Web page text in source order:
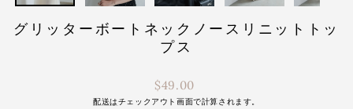
グリッターボートネックノースリニットトッ
プス
通
常
$49.00
配送はチェックアウト画面で計算されます。